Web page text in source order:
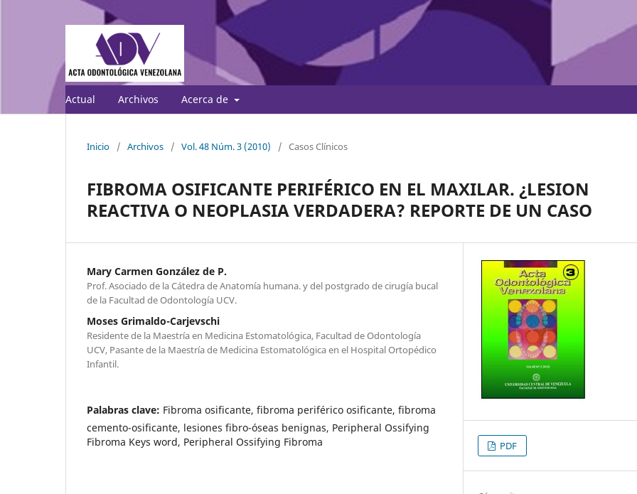
Actual Archivos Acerca de
Inicio / Archivos / Vol. 48 Núm. 3 (2010) / Casos Clínicos
FIBROMA OSIFICANTE PERIFÉRICO EN EL MAXILAR. ¿LESION
REACTIVA O NEOPLASIA VERDADERA? REPORTE DE UN CASO
Mary Carmen González de P.
Prof. Asociado de la Cátedra de Anatomía humana. y del postgrado de cirugía bucal
de la Facultad de Odontología UCV.
Moses Grimaldo-Carjevschi
Residente de la Maestría en Medicina Estomatológica, Facultad de Odontología
UCV, Pasante de la Maestría de Medicina Estomatológica en el Hospital Ortopédico
Infantil.
Palabras clave: Fibroma osificante, fibroma periférico osificante, fibroma
cemento-osificante, lesiones fibro-óseas benignas, Peripheral Ossifying
Fibroma Keys word, Peripheral Ossifying Fibroma
PDF